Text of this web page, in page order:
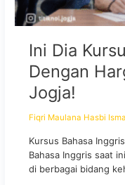
Ini Dia
Dengan
Jogja!
Fiqri Maulana Hasbi
Kursus Bahasa
Bahasa Inggris saat
di berbagai bidang